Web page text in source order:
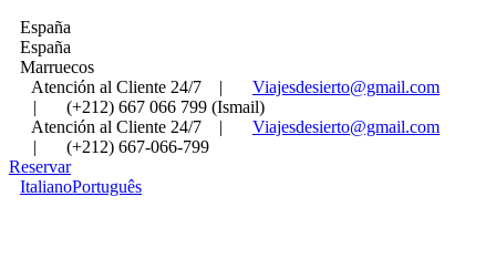
España
España
Marruecos
Atención al Cliente 24/7
|
Viajesdesierto@gmail.com
|
(+212) 667 066 799 (Ismail)
Atención al Cliente 24/7
|
Viajesdesierto@gmail.com
|
(+212) 667-066-799
Reservar
ItalianoPortuguês